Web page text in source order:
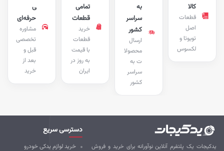
حرفه‌ای
مشاوره
تخصصی
قبل و
بعد از
خرید
تمامی
قطعات
خرید
قطعات
با قیمت
به روز در
ایران
سراسر
کشور
ارسال
محصولا
ت به
سراسر
کشور
قطعات
تویوتا و
لکسوس
یک پلتفرم آنلاین نوآورانه برای خرید و فروش
دسترسی سریع
خرید لوازم یدکی خودرو